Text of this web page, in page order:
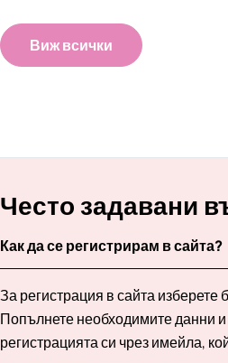
Виж всички
Често задавани
Как да се регистрирам в сайта?
За регистрация в сайта изберете
Попълнете необходимите данни
регистрацията си чрез имейла,